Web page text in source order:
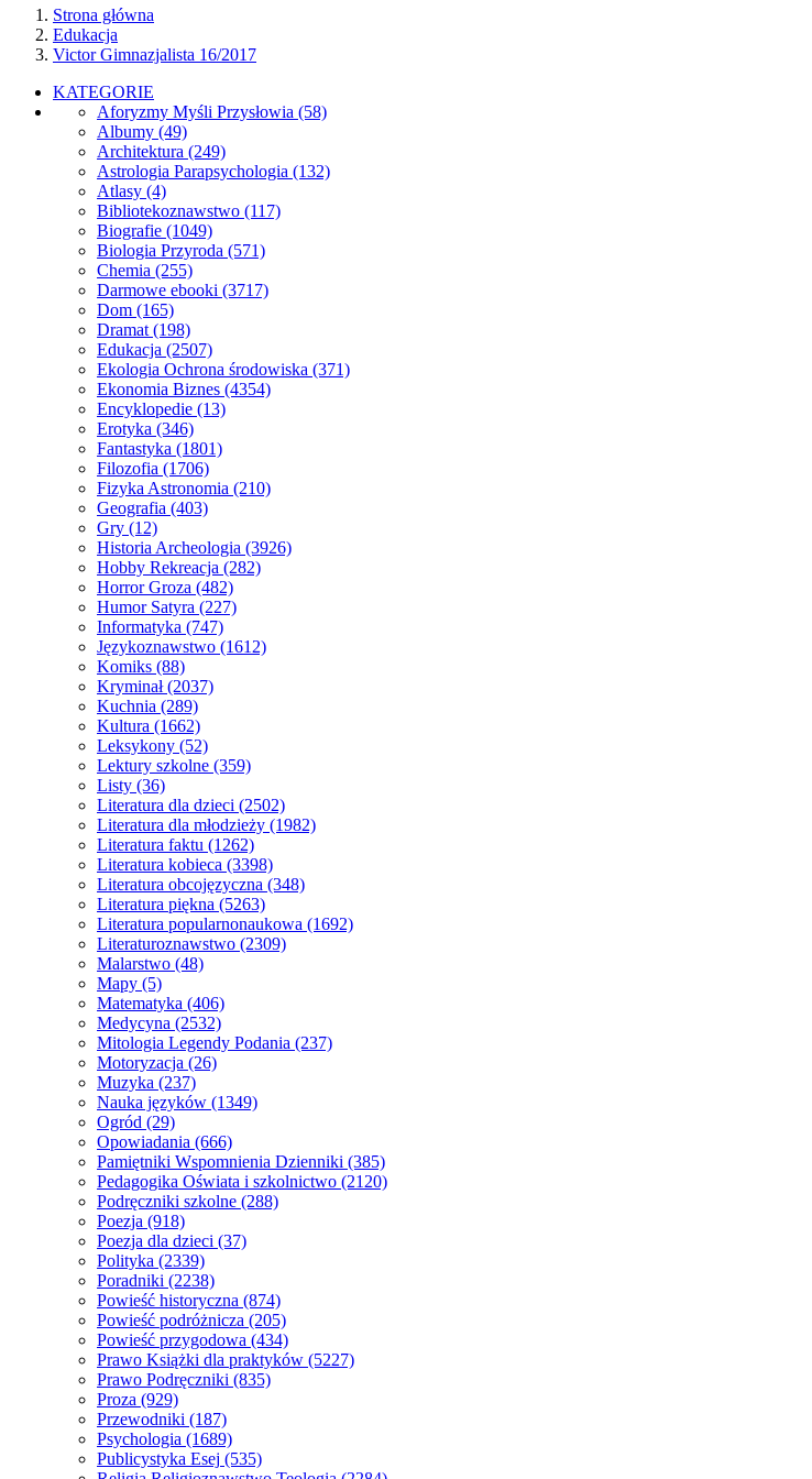
Strona główna
Edukacja
Victor Gimnazjalista 16/2017
KATEGORIE
Aforyzmy Myśli Przysłowia (58)
Albumy (49)
Architektura (249)
Astrologia Parapsychologia (132)
Atlasy (4)
Bibliotekoznawstwo (117)
Biografie (1049)
Biologia Przyroda (571)
Chemia (255)
Darmowe ebooki (3717)
Dom (165)
Dramat (198)
Edukacja (2507)
Ekologia Ochrona środowiska (371)
Ekonomia Biznes (4354)
Encyklopedie (13)
Erotyka (346)
Fantastyka (1801)
Filozofia (1706)
Fizyka Astronomia (210)
Geografia (403)
Gry (12)
Historia Archeologia (3926)
Hobby Rekreacja (282)
Horror Groza (482)
Humor Satyra (227)
Informatyka (747)
Językoznawstwo (1612)
Komiks (88)
Kryminał(2037)
Kuchnia (289)
Kultura (1662)
Leksykony (52)
Lektury szkolne (359)
Listy (36)
Literatura dla dzieci (2502)
Literatura dla młodzieży (1982)
Literatura faktu (1262)
Literatura kobieca (3398)
Literatura obcojęzyczna (348)
Literatura piękna (5263)
Literatura popularnonaukowa (1692)
Literaturoznawstwo (2309)
Malarstwo (48)
Mapy (5)
Matematyka (406)
Medycyna (2532)
Mitologia Legendy Podania (237)
Motoryzacja (26)
Muzyka (237)
Nauka języków (1349)
Ogród (29)
Opowiadania (666)
Pamiętniki Wspomnienia Dzienniki (385)
Pedagogika Oświata i szkolnictwo (2120)
Podręczniki szkolne (288)
Poezja (918)
Poezja dla dzieci (37)
Polityka (2339)
Poradniki (2238)
Powieść historyczna (874)
Powieść podróżnicza (205)
Powieść przygodowa (434)
Prawo Książki dla praktyków (5227)
Prawo Podręczniki (835)
Proza (929)
Przewodniki (187)
Psychologia (1689)
Publicystyka Esej (535)